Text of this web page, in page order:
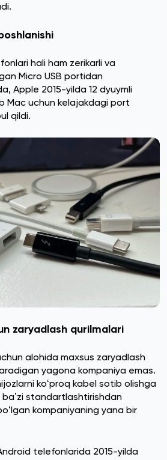
hali ham zerikarli va
Micro USB portidan
Apple 2015-yilda 12 dyuymli
Mac uchun kelajakdagi port
qildi.
zaryadlash qurilmalari
alohida maxsus zaryadlash
yagona kompaniya emas.
koʻproq kabel sotib olishga
standartlashtirishdan
kompaniyaning yana bir
telefonlarida 2015-yilda